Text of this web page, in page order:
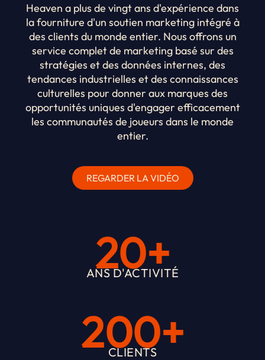
Heaven a plus de vingt ans d'expérience dans
la fourniture d'un soutien marketing intégré à
des clients du monde entier. Nous offrons un
service complet de marketing basé sur des
stratégies et des données internes, des
tendances industrielles et des connaissances
culturelles pour donner aux marques des
opportunités uniques d'engager efficacement
les communautés de joueurs dans le monde
entier.
REGARDER LA VIDÉO
20+
ANS D'ACTIVITÉ
200+
CLIENTS